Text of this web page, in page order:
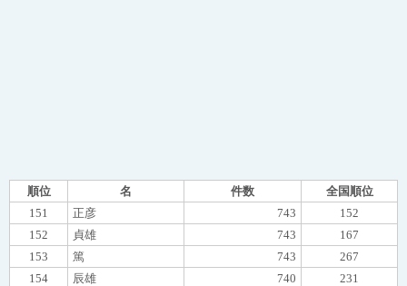
順位 名 件数
全国順位
151
正彦 743
152
152
貞雄 743
167
153
篤 743
267
154
辰雄 740
231